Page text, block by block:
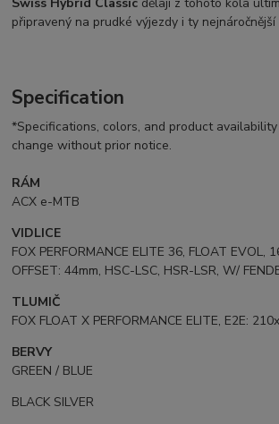
Swiss Hybrid Classic dělají z tohoto kola
připravený na prudké výjezdy i ty nejnáročnější
Specification
*Specifications, colors, and product
change without prior notice.
RÁM
ACX e-MTB
VIDLICE
FOX PERFORMANCE ELITE 36, FLOAT EVOL,
OFFSET: 44mm, HSC-LSC, HSR-LSR, W/
TLUMIČ
FOX FLOAT X PERFORMANCE ELITE, E2E:
BERVY
GREEN / BLUE
BLACK SILVER